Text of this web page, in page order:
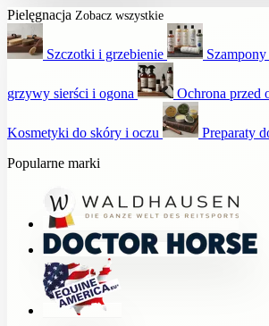
Pielęgnacja Zobacz wszystkie
Szczotki i grzebienie Szampony
grzywy sierści i ogona Ochrona przed
Kosmetyki do skóry i oczu
Preparaty
Popularne marki